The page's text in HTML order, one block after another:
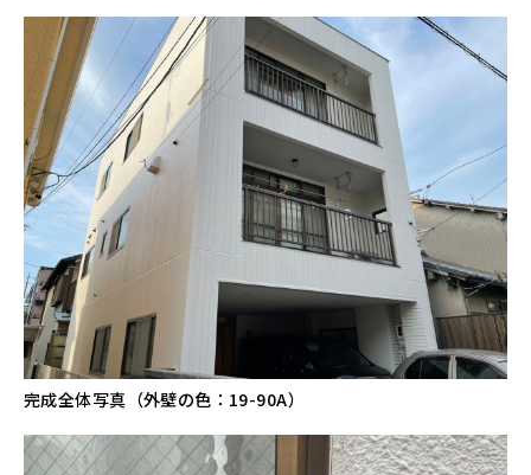
完成全体写真（外壁の色：19-90A）